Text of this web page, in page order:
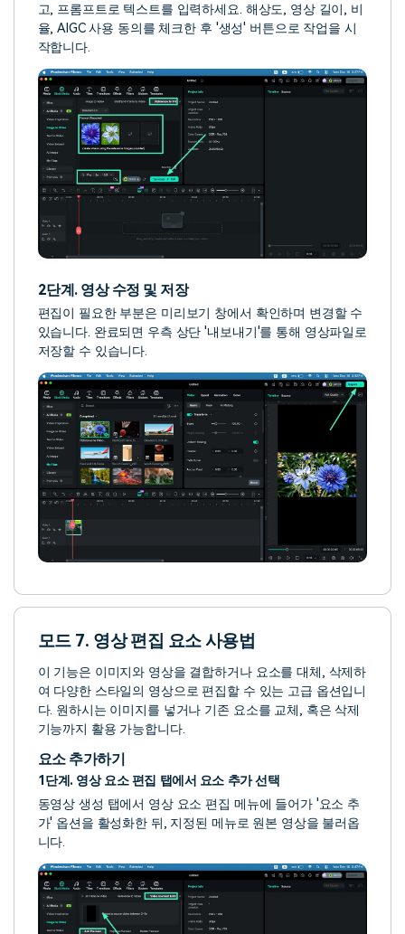
고, 프롬프트로 텍스트를 입력하세요. 해상도, 영상 길이, 비
율, AIGC 사용 동의를 체크한 후 '생성' 버튼으로 작업을 시
작합니다.
2단계. 영상 수정 및 저장
편집이 필요한 부분은 미리보기 창에서 확인하며 변경할 수
있습니다. 완료되면 우측 상단 '내보내기'를 통해 영상파일로
저장할 수 있습니다.
모드 7. 영상 편집 요소 사용법
이 기능은 이미지와 영상을 결합하거나 요소를 대체, 삭제하
여 다양한 스타일의 영상으로 편집할 수 있는 고급 옵션입니
다. 원하시는 이미지를 넣거나 기존 요소를 교체, 혹은 삭제
기능까지 활용 가능합니다.
요소 추가하기
1단계. 영상 요소 편집 탭에서 요소 추가 선택
동영상 생성 탭에서 영상 요소 편집 메뉴에 들어가 '요소 추
가' 옵션을 활성화한 뒤, 지정된 메뉴로 원본 영상을 불러옵
니다.